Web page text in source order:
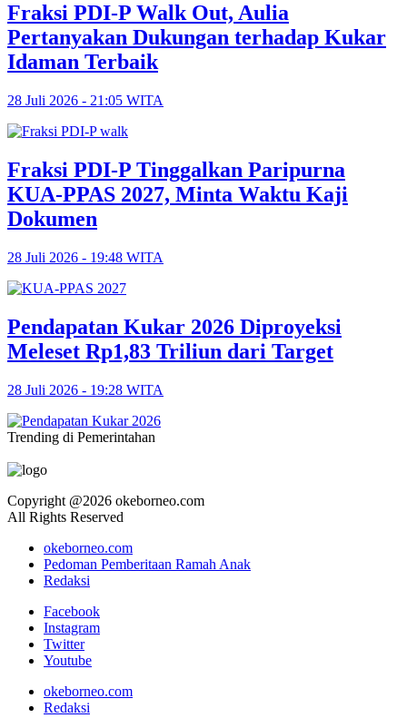
Fraksi PDI-P Walk Out, Aulia
Pertanyakan Dukungan terhadap Kukar
Idaman Terbaik
28 Juli 2026 - 21:05 WITA
Fraksi PDI-P Tinggalkan Paripurna
KUA-PPAS 2027, Minta Waktu Kaji
Dokumen
28 Juli 2026 - 19:48 WITA
Pendapatan Kukar 2026 Diproyeksi
Meleset Rp1,83 Triliun dari Target
28 Juli 2026 - 19:28 WITA
Trending di Pemerintahan
Copyright @2026 okeborneo.com
All Rights Reserved
okeborneo.com
Pedoman Pemberitaan Ramah Anak
Redaksi
Facebook
Instagram
Twitter
Youtube
okeborneo.com
Redaksi